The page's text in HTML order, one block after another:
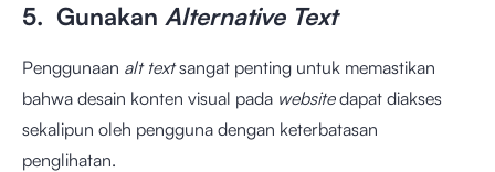
5. Gunakan Alternative Text
Penggunaan alt textsangat penting untuk memastikan
bahwa desain konten visual pada websitedapat diakses
sekalipun oleh pengguna dengan keterbatasan
penglihatan.